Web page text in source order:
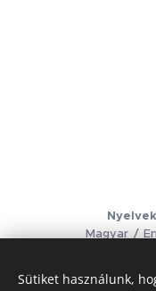
Copyright © 2024.
Nyelvek
Magyar
Sütiket használunk,